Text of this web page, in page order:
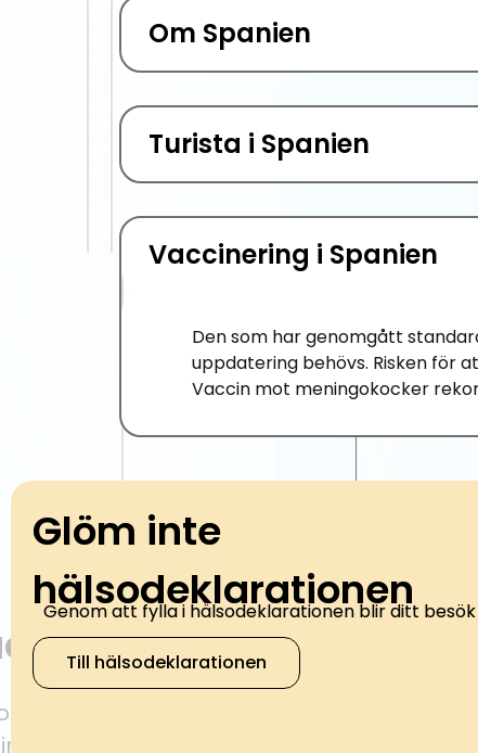
Om Spanien
Turista i Spanien
Vaccinering i Spanien
Den som har genomgått
uppdatering behövs. Risken för
Vaccin mot meningokocker
Glöm inte
hälsodeklarationen
Genom att fylla i hälsodeklarationen blir ditt besök
Till hälsodeklarationen